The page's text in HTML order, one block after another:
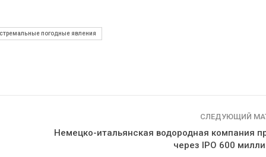
погодные явления
СЛЕДУЮЩИЙ
Немецко-итальянская водородная компания
через IPO 600